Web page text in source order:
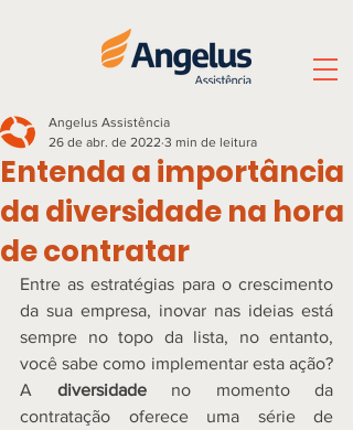
Entenda a importância
da diversidade na hora
de contratar
Angelus Assistência
26 de abr. de 2022 3 min de leitura
Entre as estratégias para o crescimento
da sua empresa, inovar nas ideias está
sempre no topo da lista, no entanto,
você sabe como implementar esta ação?
A diversidade no momento da
contratação oferece uma série de